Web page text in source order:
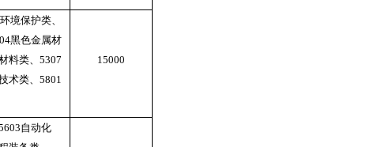
环境保护类、
黑色金属材
料类、 5307
术类、 5801
15000
自动化